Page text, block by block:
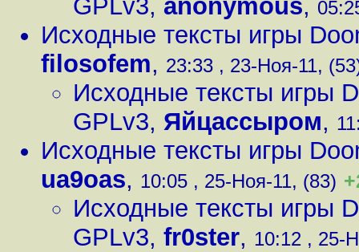
GPLv3, anonymous,
Исходные тексты игры
filosofem, 23:33 , 23-Ноя-11,
Исходные тексты игры
GPLv3, Яйцассыром,
Исходные тексты игры
ua9oas, 10:05 , 25-Ноя-11, (83)
Исходные тексты игры
GPLv3, fr0ster, 10:12 , 25-